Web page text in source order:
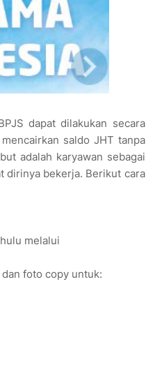
dapat dilakukan secara
saldo JHT tanpa
adalah karyawan sebagai
dirinya bekerja. Berikut cara
melalui
foto copy untuk: